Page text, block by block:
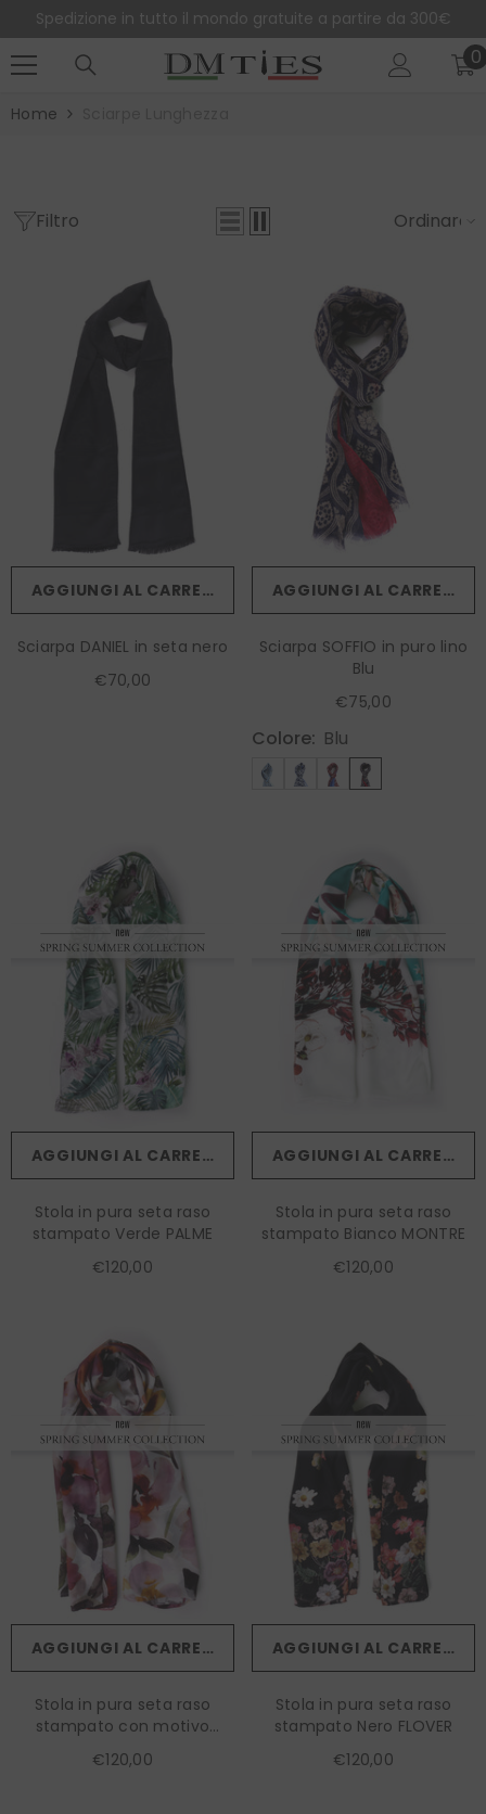
Spedizione in tutto il mondo gratuite a partire da 300€
00
Home
Filtro Ordinare
AGGIUNGI AL CARRELLO
Sciarpa DANIEL in seta nero
€70,00
AGGIUNGI AL CARRELLO
Sciarpa SOFFIO in puro lino
Blu
€75,00
Colore: Blu
AGGIUNGI AL CARRELLO
Stola in pura seta raso
stampato Verde PALME
€120,00
AGGIUNGI AL CARRELLO
Stola in pura seta raso
stampato Bianco MONTRE
€120,00
AGGIUNGI AL CARRELLO
Stola in pura seta raso
stampato con motivo
€120,00
AGGIUNGI AL CARRELLO
Stola in pura seta raso
stampato Nero FLOVER
€120,00